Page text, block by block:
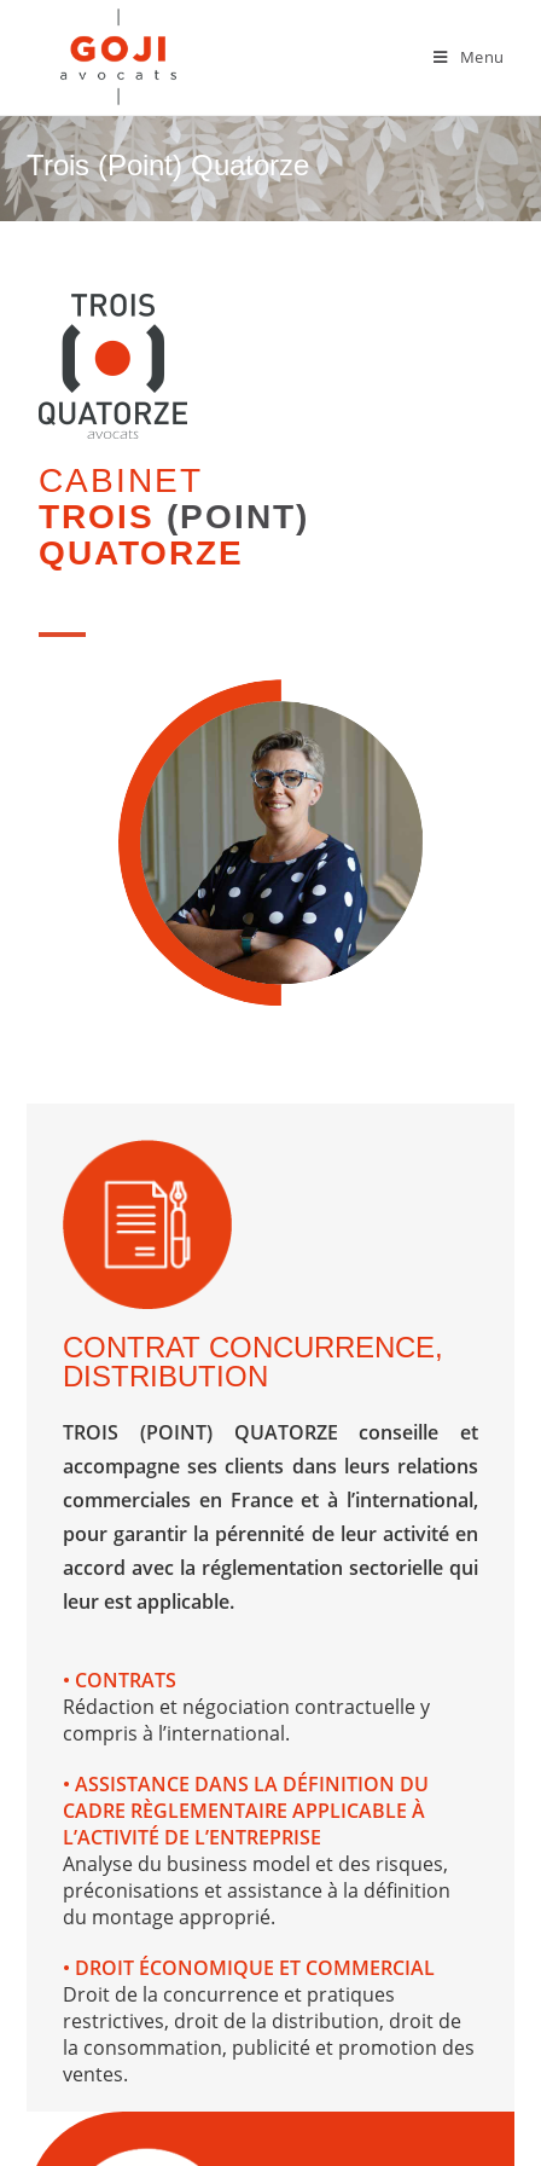
Menu
Trois (Point) Quatorze
CABINET
TROIS (POINT)
QUATORZE
CONTRAT CONCURRENCE,
DISTRIBUTION
TROIS (POINT) QUATORZE conseille et
accompagne ses clients dans leurs relations
commerciales en France et à l’international,
pour garantir la pérennité de leur activité en
accord avec la réglementation sectorielle qui
leur est applicable.
• CONTRATS
Rédaction et négociation contractuelle y
compris à l’international.
• ASSISTANCE DANS LA DÉFINITION DU
CADRE RÈGLEMENTAIRE APPLICABLE À
L’ACTIVITÉ DE L’ENTREPRISE
Analyse du business model et des risques,
préconisations et assistance à la définition
du montage approprié.
• DROIT ÉCONOMIQUE ET COMMERCIAL
Droit de la concurrence et pratiques
restrictives, droit de la distribution, droit de
la consommation, publicité et promotion des
ventes.